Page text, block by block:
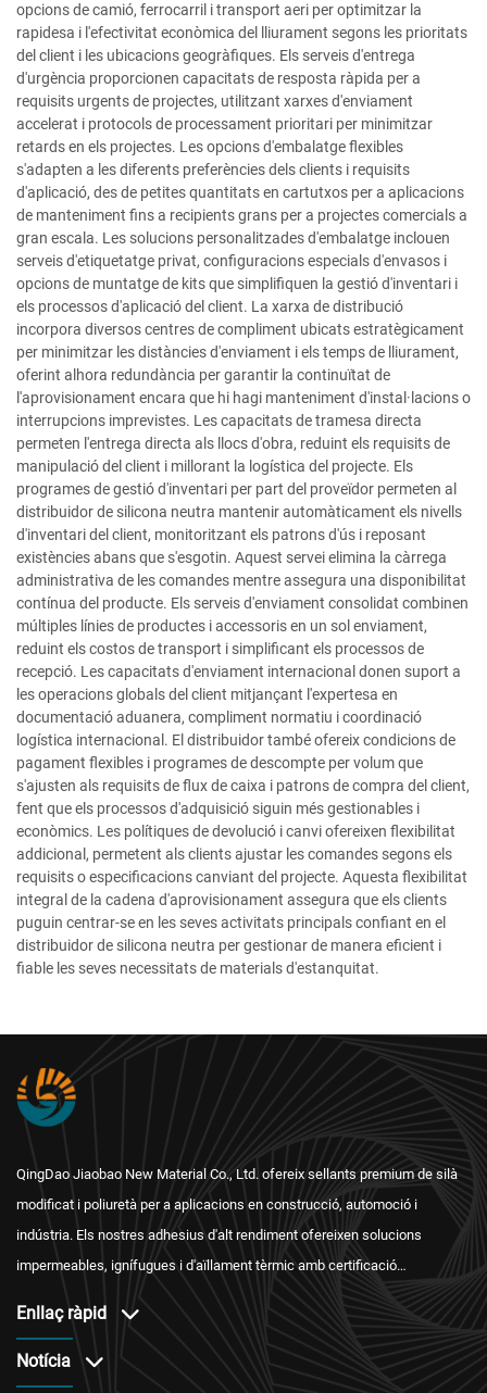
opcions de camió, ferrocarril i transport aeri per optimitzar la
rapidesa i l'efectivitat econòmica del lliurament segons les prioritats
del client i les ubicacions geogràfiques. Els serveis d'entrega
d'urgència proporcionen capacitats de resposta ràpida per a
requisits urgents de projectes, utilitzant xarxes d'enviament
accelerat i protocols de processament prioritari per minimitzar
retards en els projectes. Les opcions d'embalatge flexibles
s'adapten a les diferents preferències dels clients i requisits
d'aplicació, des de petites quantitats en cartutxos per a aplicacions
de manteniment fins a recipients grans per a projectes comercials a
gran escala. Les solucions personalitzades d'embalatge inclouen
serveis d'etiquetatge privat, configuracions especials d'envasos i
opcions de muntatge de kits que simplifiquen la gestió d'inventari i
els processos d'aplicació del client. La xarxa de distribució
incorpora diversos centres de compliment ubicats estratègicament
per minimitzar les distàncies d'enviament i els temps de lliurament,
oferint alhora redundància per garantir la continuïtat de
l'aprovisionament encara que hi hagi manteniment d'instal·lacions o
interrupcions imprevistes. Les capacitats de tramesa directa
permeten l'entrega directa als llocs d'obra, reduint els requisits de
manipulació del client i millorant la logística del projecte. Els
programes de gestió d'inventari per part del proveïdor permeten al
distribuidor de silicona neutra mantenir automàticament els nivells
d'inventari del client, monitoritzant els patrons d'ús i reposant
existències abans que s'esgotin. Aquest servei elimina la càrrega
administrativa de les comandes mentre assegura una disponibilitat
contínua del producte. Els serveis d'enviament consolidat combinen
múltiples línies de productes i accessoris en un sol enviament,
reduint els costos de transport i simplificant els processos de
recepció. Les capacitats d'enviament internacional donen suport a
les operacions globals del client mitjançant l'expertesa en
documentació aduanera, compliment normatiu i coordinació
logística internacional. El distribuidor també ofereix condicions de
pagament flexibles i programes de descompte per volum que
s'ajusten als requisits de flux de caixa i patrons de compra del client,
fent que els processos d'adquisició siguin més gestionables i
econòmics. Les polítiques de devolució i canvi ofereixen flexibilitat
addicional, permetent als clients ajustar les comandes segons els
requisits o especificacions canviant del projecte. Aquesta flexibilitat
integral de la cadena d'aprovisionament assegura que els clients
puguin centrar-se en les seves activitats principals confiant en el
distribuidor de silicona neutra per gestionar de manera eficient i
fiable les seves necessitats de materials d'estanquitat.
QingDao Jiaobao New Material Co., Ltd. ofereix sellants premium de silà
modificat i poliuretà per a aplicacions en construcció, automoció i
indústria. Els nostres adhesius d'alt rendiment ofereixen solucions
impermeables, ignífugues i d'aïllament tèrmic amb certificació
Enllaç ràpid
Notícia